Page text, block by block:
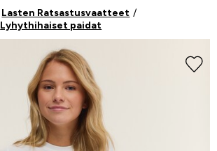
Lasten Ratsastusvaatteet
Lyhythihaiset paidat